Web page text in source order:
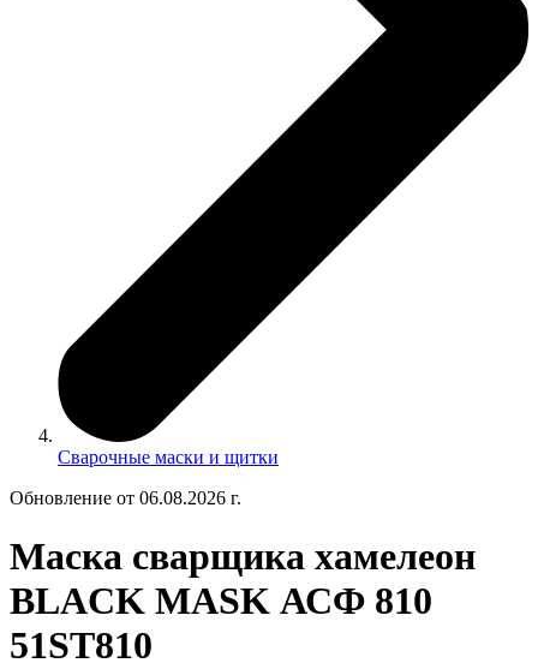
Сварочные маски и щитки
Обновление от 06.08.2026 г.
Маска сварщика хамелеон
BLACK MASK АСФ 810
51ST810